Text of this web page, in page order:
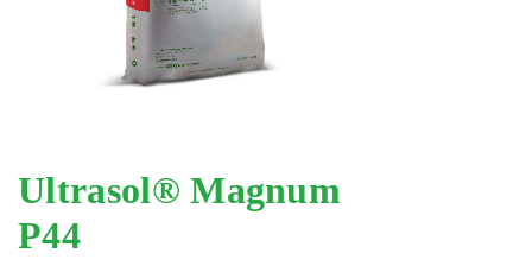
Ultrasol® Magnum
P44